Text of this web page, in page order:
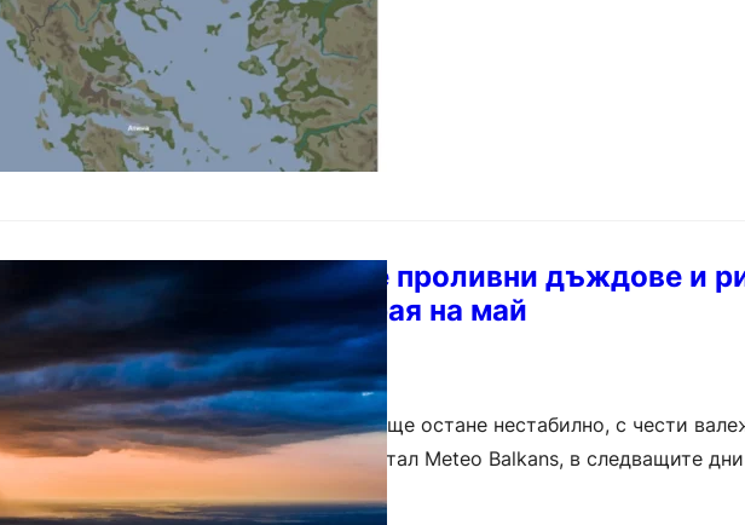
Meteo Balkans: Очакват се проливни дъждове и
сериозни наводнения в края на май
България–20.05.2025
До края на месеца времето в страната ще остане нестабилно, с чести
промени. Според метеорологичния портал Meteo Balkans, в следващите
се изправи пред сериозно…